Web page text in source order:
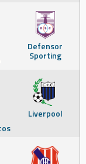
Defensor
Sporting
Liverpool